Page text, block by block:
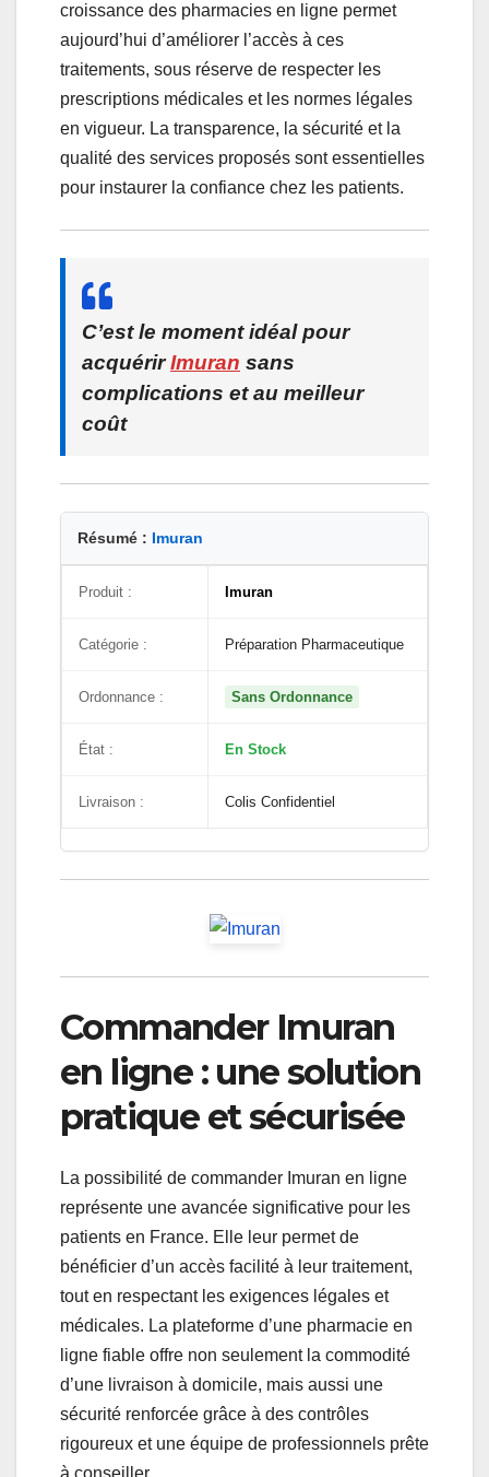
croissance des pharmacies en ligne permet
aujourd’hui d’améliorer l’accès à ces
traitements, sous réserve de respecter les
prescriptions médicales et les normes légales
en vigueur. La transparence, la sécurité et la
qualité des services proposés sont essentielles
pour instaurer la confiance chez les patients.
C’est le moment idéal pour
acquérirImuran sans
complications et au meilleur
coût
Résumé : Imuran
Produit : Imuran
Catégorie : Préparation Pharmaceutique
Ordonnance : Sans Ordonnance
État : En Stock
Livraison : Colis Confidentiel
Commander Imuran
en ligne : une solution
pratique et sécurisée
La possibilité de commander Imuran en ligne
représente une avancée significative pour les
patients en France. Elle leur permet de
bénéficier d’un accès facilité à leur traitement,
tout en respectant les exigences légales et
médicales. La plateforme d’une pharmacie en
ligne fiable offre non seulement la commodité
d’une livraison à domicile, mais aussi une
sécurité renforcée grâce à des contrôles
rigoureux et une équipe de professionnels prête